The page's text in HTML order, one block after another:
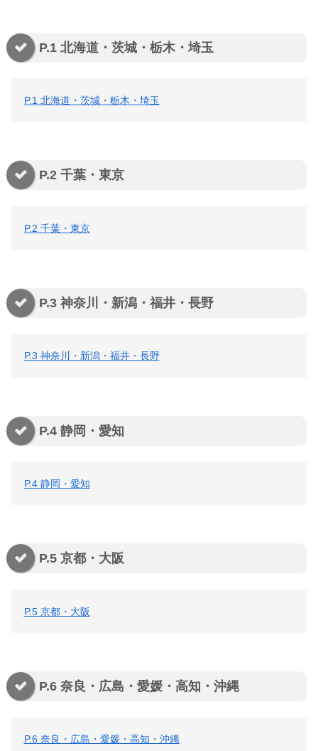
P.1 北海道・茨城・栃木・埼玉
P.1 北海道・茨城・栃木・埼玉
P.2 千葉・東京
P.2 千葉・東京
P.3 神奈川・新潟・福井・長野
P.3 神奈川・新潟・福井・長野
P.4 静岡・愛知
P.4 静岡・愛知
P.5 京都・大阪
P.5 京都・大阪
P.6 奈良・広島・愛媛・高知・沖縄
P.6 奈良・広島・愛媛・高知・沖縄